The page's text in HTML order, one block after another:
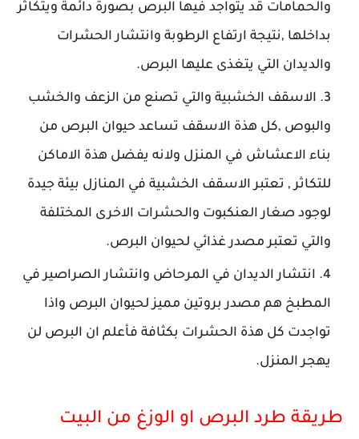
والحمامات قد يتواجد فيها البرص بصورة دائمة ويتكاثر
بداخلها ,نتيجة ارتفاع الرطوبة وانتشار الحشرات
والديدان التي يتغذى عليها البرص.
الاسقف الخشبية والتي تصنع من الزعف والخشب
والبوص ,كل هذة الاسقف تساعد حيوان البرص من
بناء الاعشاش في المنزل ولانه يفضل هذة الاماكن
للتكاثر , تعتبر الاسقف الخشبية في المنازل بيئة جيدة
لوجود صغار العنكبوت والحشرات الاخرى المختلفة
والتي تعتبر مصدر غذائي لحيوان البرص.
انتشار الديدان في المرحاض وانتشار الصراصير في
المطبخ هم مصدر بروتين مميز لحيوان البرص واذا
تواجدت كل هذة الحشرات بكثافة فأعلم ان البرص لن
يهجر المنزل.
طريقة طرد البرص او الوزغ من البيت